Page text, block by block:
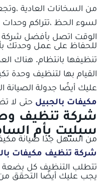
من السخانات العادية
لسوء الحظ ،تتراكم وحدات
الوقت اتصل بأفضل
للحفاظ على عمل وحدتك
تنظيفها بانتظام. هناك
القيام بها لتنظيف وحدة
عليك أيضًا جدولة الصيانة
مكيفات بالجبيل حتى لا
شركة تنظيف
سبليت بأم
من السهل جدًا صيانة
شركة تنظيف مكيفات
تتطلب التنظيف كل بضعة
يجب عليك أيضًا التحقق